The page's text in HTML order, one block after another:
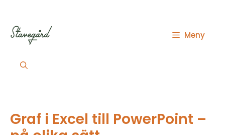
innehåll
Meny
Graf i Excel till PowerPoint –